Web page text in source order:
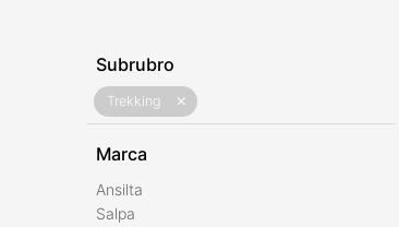
Subrubro
Trekking close
Marca
Ansilta
Salpa